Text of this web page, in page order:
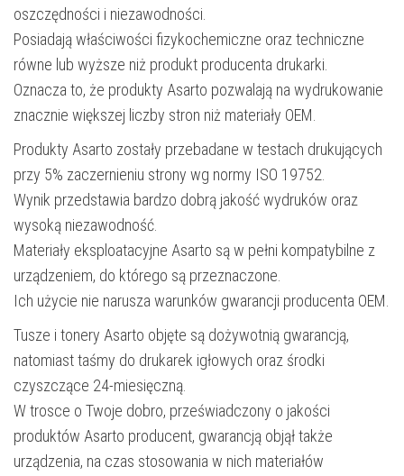
oszczędności i niezawodności.
Posiadają właściwości fizykochemiczne oraz techniczne
równe lub wyższe niż produkt producenta drukarki.
Oznacza to, że produkty Asarto pozwalają na wydrukowanie
znacznie większej liczby stron niż materiały OEM.
Produkty Asarto zostały przebadane w testach drukujących
przy 5% zaczernieniu strony wg normy ISO 19752.
Wynik przedstawia bardzo dobrą jakość wydruków oraz
wysoką niezawodność.
Materiały eksploatacyjne Asarto są w pełni kompatybilne z
urządzeniem, do którego są przeznaczone.
Ich użycie nie narusza warunków gwarancji producenta OEM.
Tusze i tonery Asarto objęte są dożywotnią gwarancją,
natomiast taśmy do drukarek igłowych oraz środki
czyszczące 24-miesięczną.
W trosce o Twoje dobro, przeświadczony o jakości
produktów Asarto producent, gwarancją objął także
urządzenia, na czas stosowania w nich materiałów